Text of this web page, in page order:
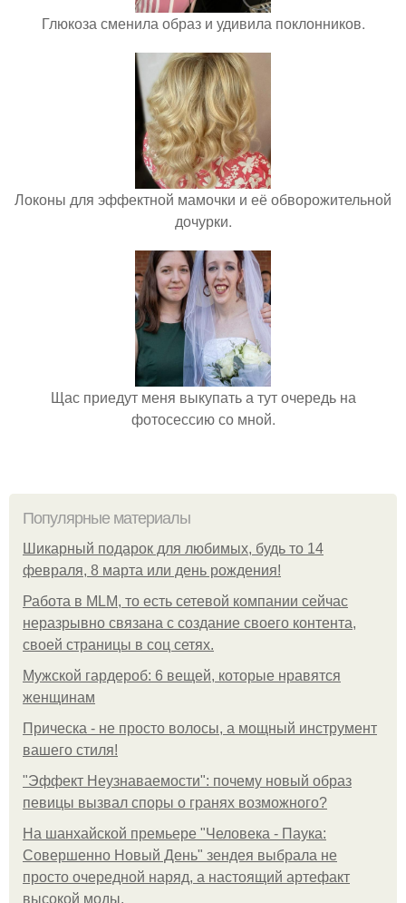
Глюкоза сменила образ и удивила поклонников.
Локоны для эффектной мамочки и её обворожительной
дочурки.
Щас приедут меня выкупать а тут очередь на
фотосессию со мной.
Популярные материалы
Шикарный подарок для любимых, будь то 14
февраля, 8 марта или день рождения!
Работа в MLM, то есть сетевой компании сейчас
неразрывно связана с создание своего контента,
своей страницы в соц сетях.
Мужской гардероб: 6 вещей, которые нравятся
женщинам
Прическа - не просто волосы, а мощный инструмент
вашего стиля!
"Эффект Неузнаваемости": почему новый образ
певицы вызвал споры о гранях возможного?
На шанхайской премьере "Человека - Паука:
Совершенно Новый День" зендея выбрала не
просто очередной наряд, а настоящий артефакт
высокой моды.